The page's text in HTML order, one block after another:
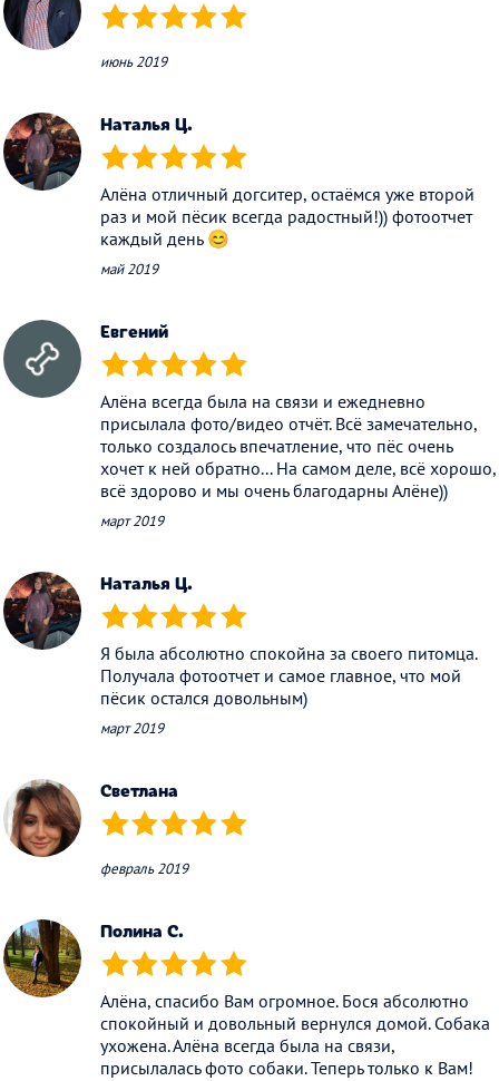
(*) (*) (*) (*) (*)
июнь 2019
Наталья Ц.
(*) (*) (*) (*) (*)
Алёна отличный догситер, остаёмся уже второй
раз и мой пёсик всегда радостный!)) фотоотчет
каждый день 😊
май 2019
Евгений
(*) (*) (*) (*) (*)
Алёна всегда была на связи и ежедневно
присылала фото/видео отчёт. Всё замечательно,
только создалось впечатление, что пёс очень
хочет к ней обратно... На самом деле, всё хорошо,
всё здорово и мы очень благодарны Алёне))
март 2019
Наталья Ц.
(*) (*) (*) (*) (*)
Я была абсолютно спокойна за своего питомца.
Получала фотоотчет и самое главное, что мой
пёсик остался довольным)
март 2019
Светлана
(*) (*) (*) (*) (*)
февраль 2019
Полина С.
(*) (*) (*) (*) (*)
Алёна, спасибо Вам огромное. Бося абсолютно
спокойный и довольный вернулся домой. Собака
ухожена. Алёна всегда была на связи,
присылалась фото собаки. Теперь только к Вам!